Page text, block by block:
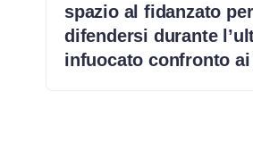
spazio al fidanzato
difendersi durante
infuocato confronto